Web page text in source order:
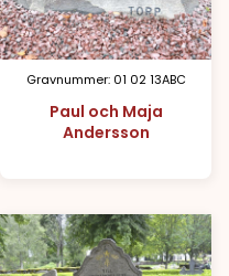
Gravnummer: 01 02 13ABC
Paul och Maja
Andersson